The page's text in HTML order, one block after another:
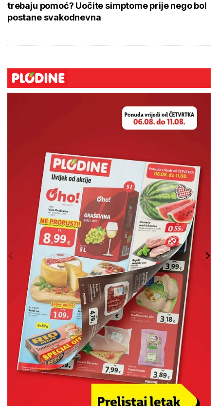
trebaju pomoć? Uočite simptome prije nego bol
postane svakodnevna